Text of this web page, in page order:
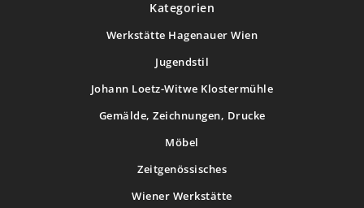
Kategorien
Werkstätte Hagenauer Wien
Jugendstil
Johann Loetz-Witwe Klostermühle
Gemälde, Zeichnungen, Drucke
Möbel
Zeitgenössisches
Wiener Werkstätte